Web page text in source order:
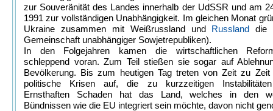
zur Souveränität des Landes innerhalb der UdSSR und am
1991 zur vollständigen Unabhängigkeit. Im gleichen Monat
Ukraine zusammen mit Weißrussland und Russland die
Gemeinschaft unabhängiger Sowjetrepubliken).
In den Folgejahren kamen die wirtschaftlichen
schleppend voran. Zum Teil stießen sie sogar auf
Bevölkerung. Bis zum heutigen Tag treten von Zeit zu
politische Krisen auf, die zu kurzzeitigen
Ernsthaften Schaden hat das Land, welches in den
Bündnissen wie die EU integriert sein möchte, davon nicht